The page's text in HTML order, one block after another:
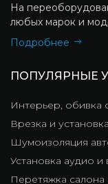
На
любых марок и
Подробнее
ПОПУЛЯРНЫЕ
Интерьер, обивка
Врезка и
Шумоизоляция
Установка аудио
Перетяжка салона